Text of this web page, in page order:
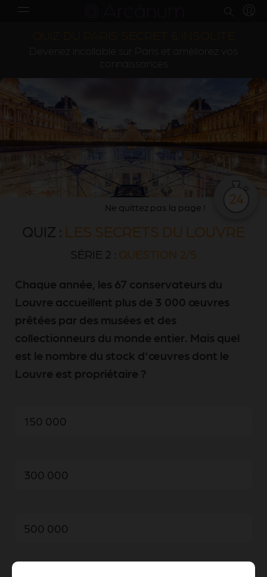
QUIZ DU PARIS SECRET & INSOLITE
Devenez incollable sur Paris et améliorez vos
connaissances
Ne quittez pas la page !
24
QUIZ : LES SECRETS DU LOUVRE
SÉRIE 2 : QUESTION 2/5
Chaque année, les 67 conservateurs du
Louvre accueillent plus de 3 000 œuvres
prêtées par des musées et des
collectionneurs du monde entier. Mais quel
est le nombre du stock d'œuvres dont le
Louvre est propriétaire ?
150 000
300 000
500 000